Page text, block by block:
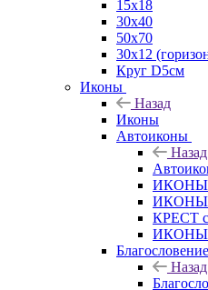
15х18
30x40
50x70
30x12
Круг D5см
Иконы
Назад
Иконы
Автоиконы
Назад
ИКОНЫ
ИКОНЫ
КРЕСТ с
ИКОНЫ
Назад